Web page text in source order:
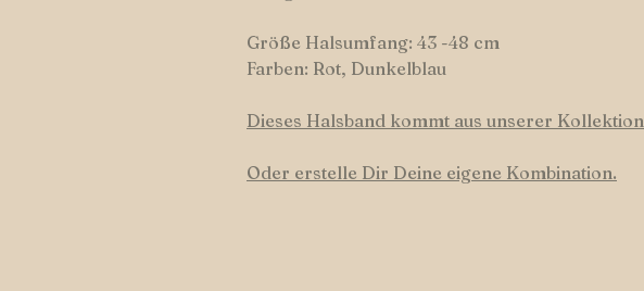
Größe Halsumfang: 43 -48 cm
Farben: Rot, Dunkelblau
Dieses Halsband kommt aus unserer
Oder erstelle Dir Deine eigene Kombination.